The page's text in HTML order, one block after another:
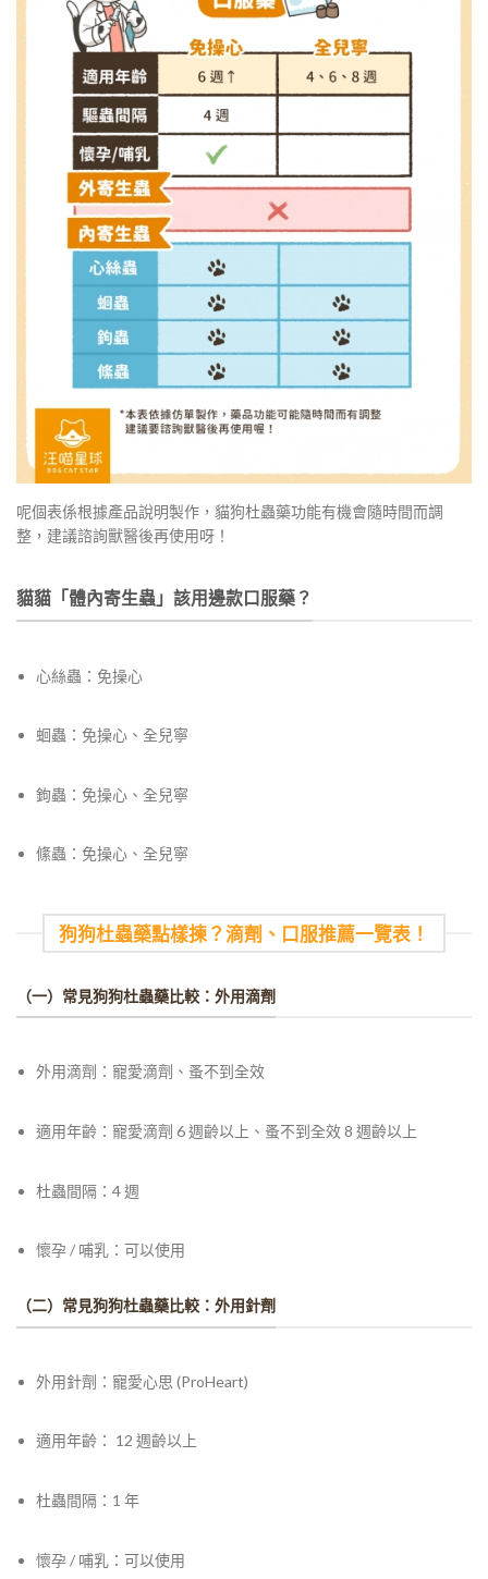
呢個表係根據產品說明製作，貓狗杜蟲藥功能有機會隨時間而調
整，建議諮詢獸醫後再使用呀！
貓貓「體內寄生蟲」該用邊款口服藥？
心絲蟲：免操心
蛔蟲：免操心、全兒寧
鉤蟲：免操心、全兒寧
絛蟲：免操心、全兒寧
狗狗杜蟲藥點樣揀？滴劑、口服推薦一覽表！
（一）常見狗狗杜蟲藥比較：外用滴劑
外用滴劑：寵愛滴劑、蚤不到全效
適用年齡：寵愛滴劑 6 週齡以上、蚤不到全效 8 週齡以上
杜蟲間隔：4 週
懷孕 / 哺乳：可以使用
（二）常見狗狗杜蟲藥比較：外用針劑
外用針劑：寵愛心思 (ProHeart)
適用年齡 ： 12 週齡以上
杜蟲間隔：1 年
懷孕 / 哺乳：可以使用